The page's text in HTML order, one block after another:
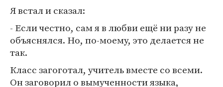
Я встал и сказал:
- Если честно, сам я в любви ещё ни разу не
объяснялся. Но, по-моему, это делается не
так.
Класс загоготал, учитель вместе со всеми.
Он заговорил о вымученности языка,